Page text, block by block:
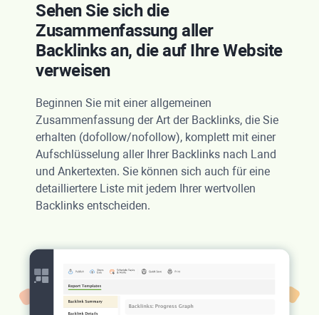
Sehen Sie sich die
Zusammenfassung aller
Backlinks an, die auf Ihre Website
verweisen
Beginnen Sie mit einer allgemeinen
Zusammenfassung der Art der Backlinks, die Sie
erhalten (dofollow/nofollow), komplett mit einer
Aufschlüsselung aller Ihrer Backlinks nach Land
und Ankertexten. Sie können sich auch für eine
detailliertere Liste mit jedem Ihrer wertvollen
Backlinks entscheiden.